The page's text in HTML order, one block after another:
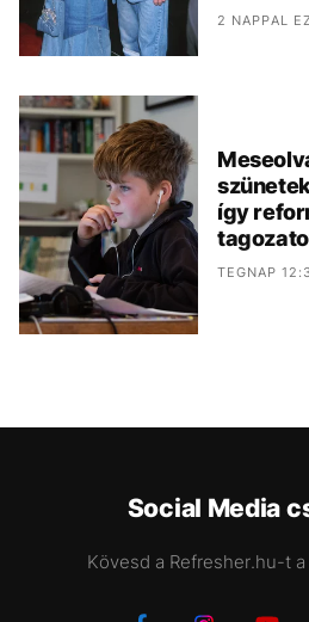
2 NAPPAL
így
TEGNAP
Social Media
Kövesd a Refresher.hu-t